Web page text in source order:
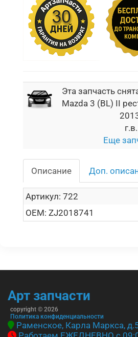
Эта запчасть
Mazda 3 (BL) II
г.в.
Еще
Описание Доп.
Артикул: 722
OEM: ZJ2018741
Арт запчасти
copyright © 2026
Политика конфиденциальности
Раменское, Карла Маркса,